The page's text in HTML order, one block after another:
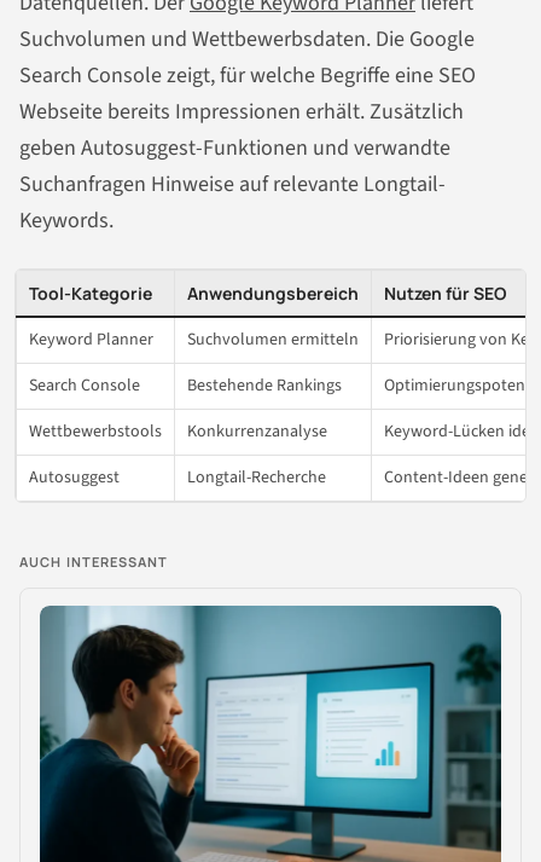
Suchvolumen und Wettbewerbsdaten. Die Google
Search Console zeigt, für welche Begriffe eine SEO
Webseite bereits Impressionen erhält. Zusätzlich
geben Autosuggest-Funktionen und verwandte
Suchanfragen Hinweise auf relevante Longtail-
Keywords.
Tool-Kategorie Anwendungsbereich Nutzen für SEO
Keyword Planner Suchvolumen ermitteln
Priorisierung von
Search Console
Bestehende Rankings
Wettbewerbstools
Konkurrenzanalyse
Keyword-Lücken
Autosuggest
Longtail-Recherche Content-Ideen
AUCH INTERESSANT